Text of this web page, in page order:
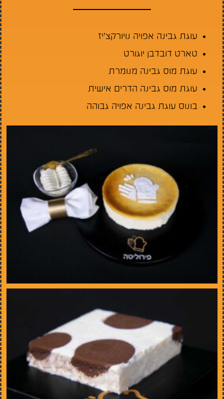
עוגת גבינה אפויה נויורקצ’יז
טארט דובדבן יוגורט
עוגת מוס גבינה מנומרת
עוגת מוס גבינה הדרים אישית
בונוס עוגת גבינה אפויה גבוהה